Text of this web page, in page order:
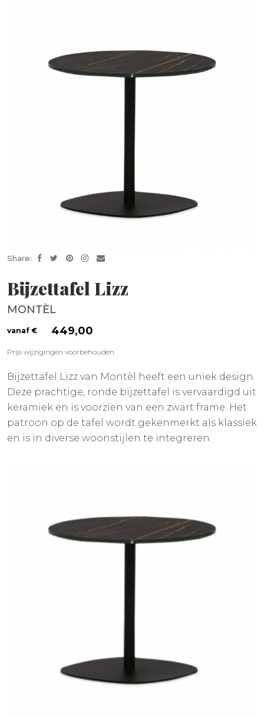
Share:
Bijzettafel Lizz
MONTÈL
449,00
Prijs wijzigingen voorbehouden
Bijzettafel Lizz van Montèl heeft een uniek design.
Deze prachtige, ronde bijzettafel is vervaardigd uit
keramiek en is voorzien van een zwart frame. Het
patroon op de tafel wordt gekenmerkt als klassiek
en is in diverse woonstijlen te integreren.